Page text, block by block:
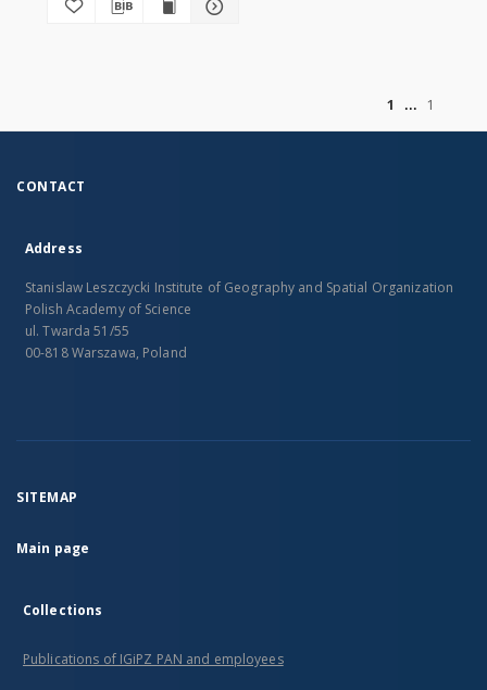
1
1
CONTACT
Address
Stanislaw Leszczycki Institute of Geography and Spatial Organization
Polish Academy of Science
ul. Twarda 51/55
00-818 Warszawa, Poland
SITEMAP
Main page
Collections
Publications of IGiPZ PAN and employees